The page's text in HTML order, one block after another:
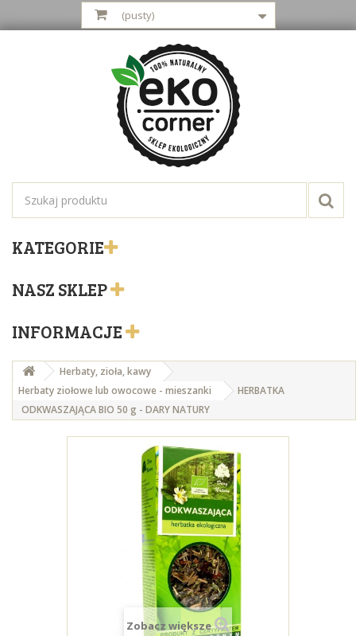
(pusty)
KATEGORIE
NASZ SKLEP
INFORMACJE
Herbaty, zioła, kawy
Herbaty ziołowe lub owocowe - mieszanki
HERBATKA
ODKWASZAJĄCA BIO 50 g - DARY NATURY
Zobacz większe